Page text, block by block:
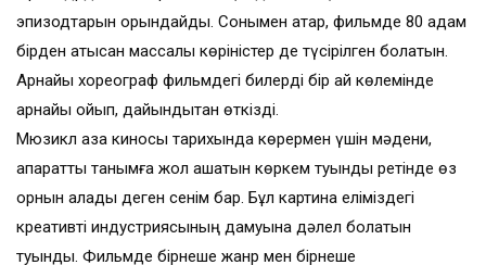
эпизодтарын орындайды. Сонымен қатар, фильмде 80 адам
бірден қатысқан массалық көріністер де түсірілген болатын.
Арнайы хореограф фильмдегі билерді бір ай көлемінде
арнайы қойып, дайындықтан өткізді.
Мюзикл қазақ киносы тарихында көрермен үшін мәдени,
ақпараттық танымға жол ашатын көркем туынды ретінде өз
орнын алады деген сенім бар. Бұл картина еліміздегі
креативті индустриясының дамуына дәлел болатын
туынды. Фильмде бірнеше жанр мен бірнеше